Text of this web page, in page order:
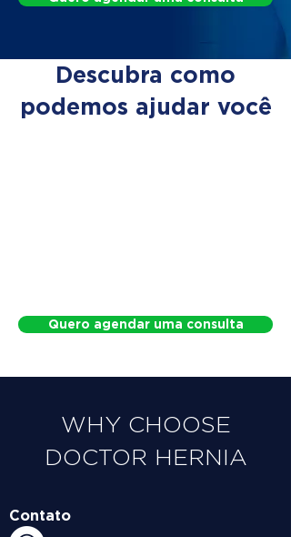
Descubra como
podemos ajudar você
Quero agendar uma consulta
WHY CHOOSE
DOCTOR HERNIA
Contato